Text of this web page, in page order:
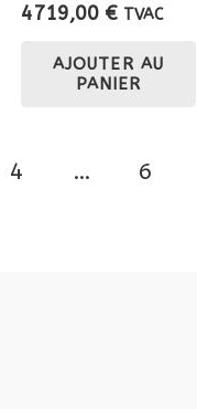
4719,00 € TVAC
AJOUTER AU
PANIER
4 … 6